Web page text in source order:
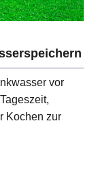
vor
Kochen zur